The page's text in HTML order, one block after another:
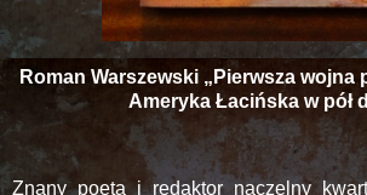
Roman Warszewski „Pierwsza
Ameryka Łacińska w pół
Znany poeta i redaktor naczelny